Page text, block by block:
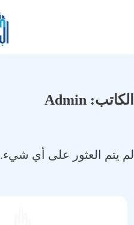
الكاتب: Admin
لم يتم العثور على أي شيء.